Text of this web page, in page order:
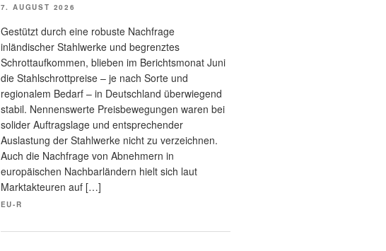
7. AUGUST 2026
Gestützt durch eine robuste Nachfrage
inländischer Stahlwerke und begrenztes
Schrottaufkommen, blieben im Berichtsmonat Juni
die Stahlschrottpreise – je nach Sorte und
regionalem Bedarf – in Deutschland überwiegend
stabil. Nennenswerte Preisbewegungen waren bei
solider Auftragslage und entsprechender
Auslastung der Stahlwerke nicht zu verzeichnen.
Auch die Nachfrage von Abnehmern in
europäischen Nachbarländern hielt sich laut
Marktakteuren auf […]
EU-R